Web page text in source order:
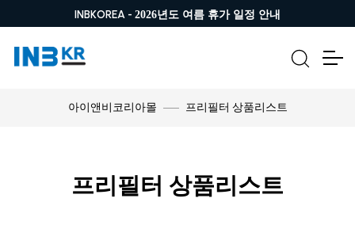
INBKOREA - 2026년도 여름 휴가 일정 안내
아이앤비코리아몰 프리필터 상품리스트
프리필터 상품리스트